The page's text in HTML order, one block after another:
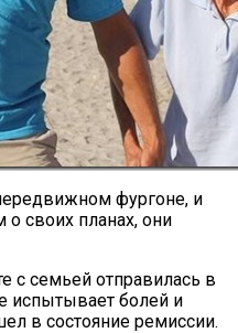
фургоне, и
о своих планах, они
с семьей отправилась в
испытывает болей и
в состояние ремиссии.